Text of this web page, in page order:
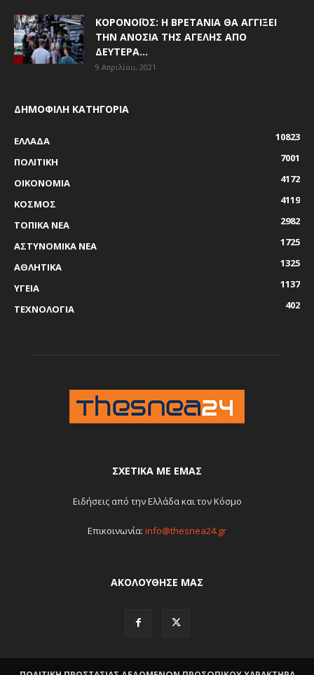
ΚΟΡΟΝΟΪΌΣ: Η ΒΡΕΤΑΝΊΑ ΘΑ ΑΓΓΊΞΕΙ
ΤΗΝ ΑΝΟΣΊΑ ΤΗΣ ΑΓΈΛΗΣ ΑΠΌ
ΔΕΥΤΈΡΑ...
9 Απριλίου, 2021
ΔΗΜΟΦΙΛΗ ΚΑΤΗΓΟΡΙΑ
ΕΛΛΑΔΑ
10823
ΠΟΛΙΤΙΚΗ
7001
ΟΙΚΟΝΟΜΙΑ
4172
ΚΟΣΜΟΣ
4119
ΤΟΠΙΚΑ ΝΕΑ
2982
ΑΣΤΥΝΟΜΙΚΑ ΝΕΑ
1725
ΑΘΛΗΤΙΚΑ
1325
ΥΓΕΙΑ
1137
ΤΕΧΝΟΛΟΓΙΑ
402
ΣΧΕΤΙΚΆ ΜΕ ΕΜΆΣ
Ειδήσεις από την Ελλάδα και τον Κόσμο
Επικοινωνία: info@thesnea24.gr
ΑΚΟΛΟΥΘΗΣΕ ΜΑΣ